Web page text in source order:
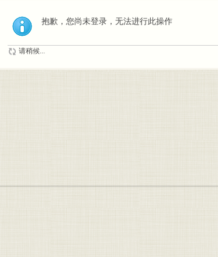
抱歉，您尚未登录，无法进行此操作
请稍候...